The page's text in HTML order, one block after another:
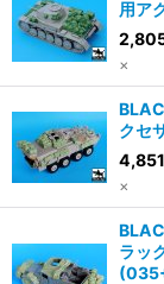
用ア
×
クセ
4,851
×
ラッ